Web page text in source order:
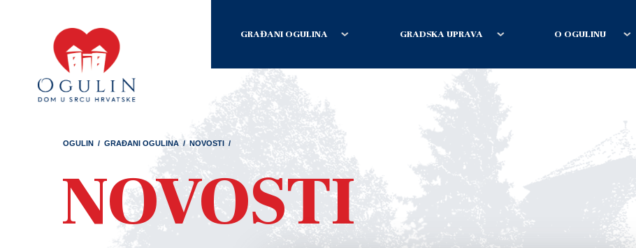
GRAĐANI OGULINA GRADSKA UPRAVA O OGULINU
OGULIN / GRAĐANI OGULINA / NOVOSTI /
NOVOSTI